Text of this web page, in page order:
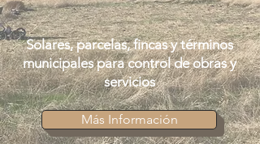
Solares, parcelas, fincas y términos
municipales para control de obras y
servicios
Más Información